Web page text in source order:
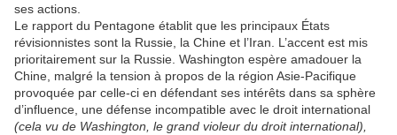
ses actions.
Le rapport du Pentagone établit que les principaux États
révisionnistes sont la Russie, la Chine et l’Iran. L’accent est mis
prioritairement sur la Russie. Washington espère amadouer la
Chine, malgré la tension à propos de la région Asie-Pacifique
provoquée par celle-ci en défendant ses intérêts dans sa sphère
d’influence, une défense incompatible avec le droit international
(cela vu de Washington, le grand violeur du droit international),